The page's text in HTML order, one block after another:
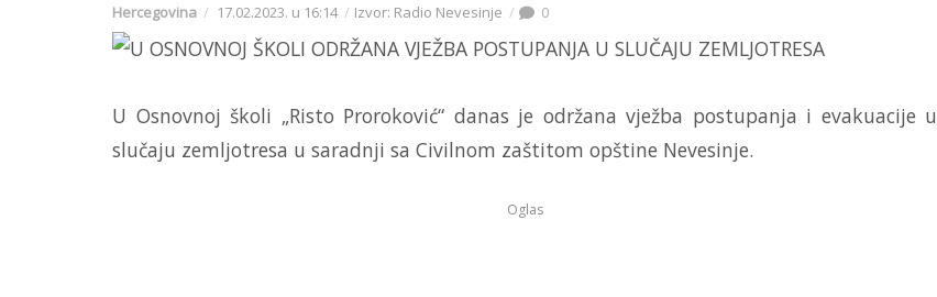
Hercegovina 17.02.2023. u 16:14 Izvor: Radio Nevesinje 0
U Osnovnoj školi „Risto Proroković“ danas je održana vježba postupanja i evakuacije u
slučaju zemljotresa u saradnji sa Civilnom zaštitom opštine Nevesinje.
Oglas